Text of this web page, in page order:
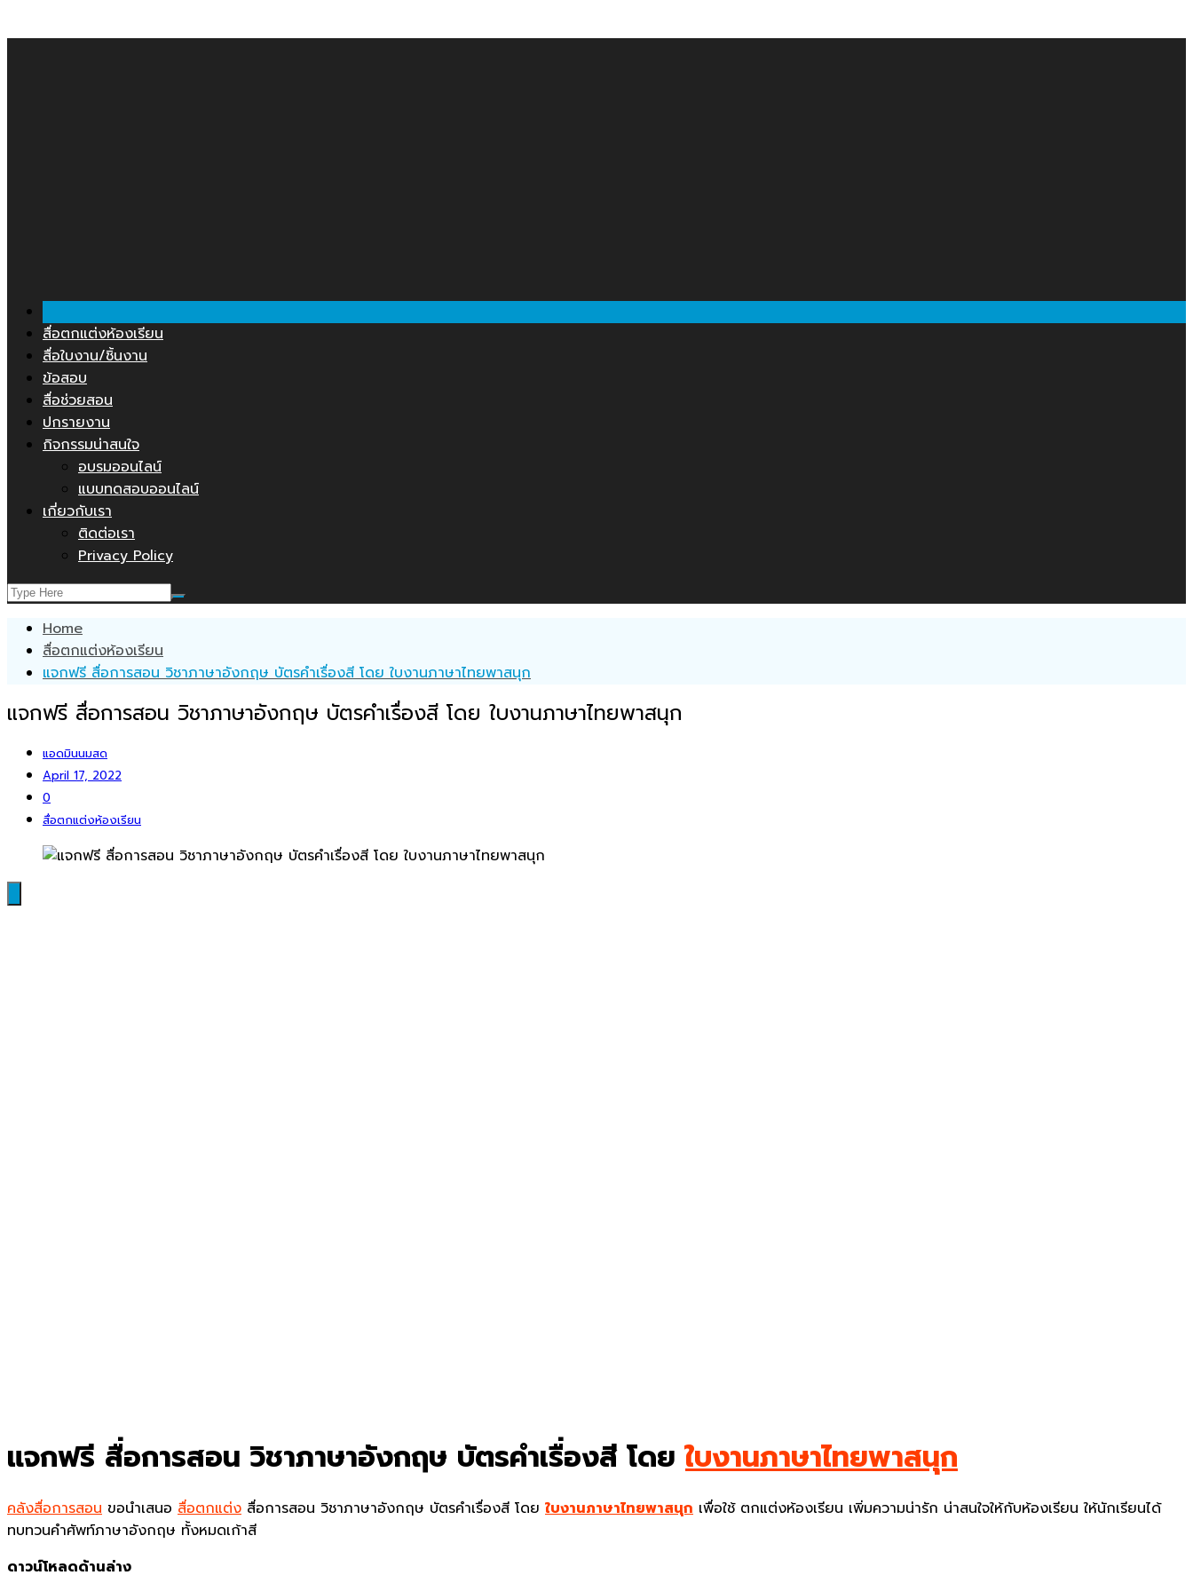
to
สื่อตกแต่งห้องเรียน
สื่อใบงาน/ชิ้นงาน
ข้อสอบ
สื่อช่วยสอน
ปกรายงาน
กิจกรรมน่าสนใจ
อบรมออนไลน์
แบบทดสอบออนไลน์
เกี่ยวกับเรา
ติดต่อเรา
Privacy Policy
Home
สื่อตกแต่งห้องเรียน
แจกฟรี สื่อการสอน วิชาภาษาอังกฤษ บัตรคำเรื่องสี โดย ใบงานภาษาไทยพาสนุก
แจกฟรี สื่อการสอน วิชาภาษาอังกฤษ บัตรคำเรื่องสี โดย ใบงานภาษาไทยพาสนุก
แอดมินนมสด
April 17, 2022
0
สื่อตกแต่งห้องเรียน
แจกฟรี สื่อการสอน วิชาภาษาอังกฤษ บัตรคำเรื่องสี โดยใบงานภาษาไทยพาสนุก
คลังสื่อการสอน ขอนำเสนอ สื่อตกแต่ง สื่อการสอน วิชาภาษาอังกฤษ บัตรคำเรื่องสี โดย ใบงานภาษาไทยพาสนุก เพื่อใช้ ตกแต่งห้องเรียน เพิ่มความน่ารัก น่าสนใจให้กับห้องเรียน ให้นักเรียนได้
ทบทวนคำศัพท์ภาษาอังกฤษ ทั้งหมดเก้าสี
ดาวน์โหลดด้านล่าง